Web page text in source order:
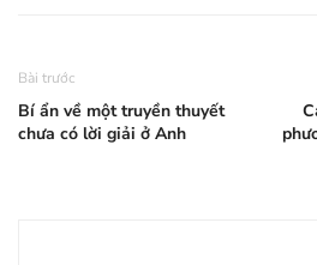
Bài trước
Bí ẩn về một truyền thuyết
chưa có lời giải ở Anh